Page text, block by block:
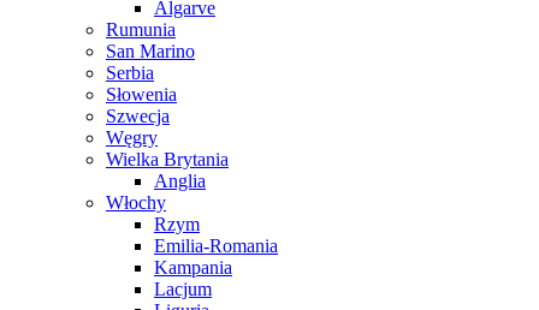
Algarve
Rumunia
San Marino
Serbia
Słowenia
Szwecja
Węgry
Wielka Brytania
Anglia
Włochy
Rzym
Emilia-Romania
Kampania
Lacjum